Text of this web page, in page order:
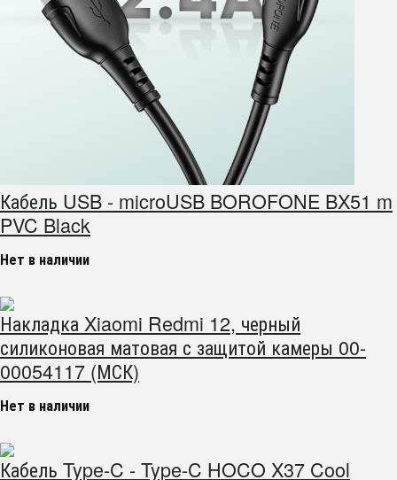
Кабель USB - microUSB BOROFONE BX51 m
PVC Black
Нет в наличии
Накладка Xiaomi Redmi 12, черный
силиконовая матовая с защитой камеры 00-
00054117 (МСК)
Нет в наличии
Кабель Type-C - Type-C HOCO X37 Cool